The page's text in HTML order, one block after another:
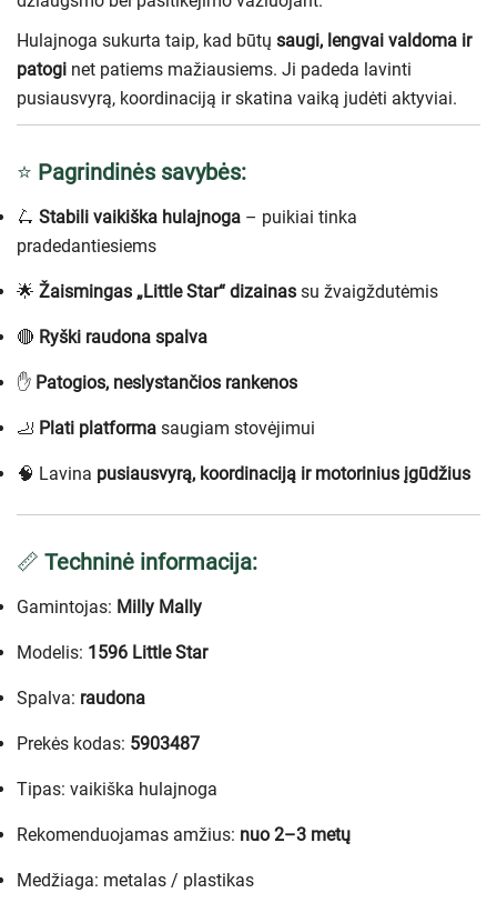
Hulajnoga sukurta taip, kad būtų saugi, lengvai valdoma ir
patogi net patiems mažiausiems. Ji padeda lavinti
pusiausvyrą, koordinaciją ir skatina vaiką judėti aktyviai.
⭐ Pagrindinės savybės:
🛴 Stabili vaikiška hulajnoga – puikiai tinka
pradedantiesiems
🌟 Žaismingas „Little Star“ dizainas su žvaigždutėmis
🔴 Ryški raudona spalva
✋ Patogios, neslystančios rankenos
🦶 Plati platforma saugiam stovėjimui
🧠 Lavina pusiausvyrą, koordinaciją ir motorinius įgūdžius
📏 Techninė informacija:
Gamintojas: Milly Mally
Modelis: 1596 Little Star
Spalva: raudona
Prekės kodas: 5903487
Tipas: vaikiška hulajnoga
Rekomenduojamas amžius: nuo 2–3 metų
Medžiaga: metalas / plastikas